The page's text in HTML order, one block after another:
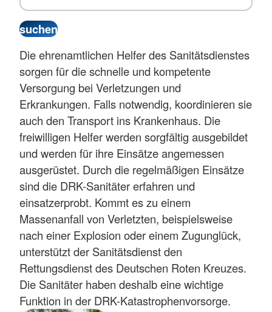
Die ehrenamtlichen Helfer des Sanitätsdienstes
sorgen für die schnelle und kompetente
Versorgung bei Verletzungen und
Erkrankungen. Falls notwendig, koordinieren sie
auch den Transport ins Krankenhaus. Die
freiwilligen Helfer werden sorgfältig ausgebildet
und werden für ihre Einsätze angemessen
ausgerüstet. Durch die regelmäßigen Einsätze
sind die DRK-Sanitäter erfahren und
einsatzerprobt. Kommt es zu einem
Massenanfall von Verletzten, beispielsweise
nach einer Explosion oder einem Zugunglück,
unterstützt der Sanitätsdienst den
Rettungsdienst des Deutschen Roten Kreuzes.
Die Sanitäter haben deshalb eine wichtige
Funktion in der DRK-Katastrophenvorsorge.